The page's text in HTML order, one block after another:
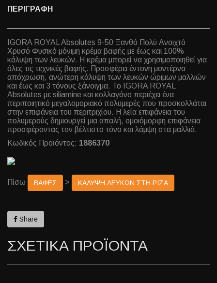
ΠΕΡΙΓΡΑΦΗ
IGORA ROYAL Absolutes 9-50 Ξανθό Πολύ Ανοιχτό
Χρυσό Φυσικό μόνιμη κρέμα βαφής με έως και 100%
κάλυψη των λευκών. Η κρέμα μπορεί να χρησιμοποιηθεί για
όλες τις τεχνικές βαφής. Προσφέρει έντονη μοντέρνα
απόχρωση, ανώτερη κάλυψη των λευκών ώριμων μαλλιών
και έως και 3 τόνους ξάνοιγμα. Το IGORA ROYAL
Absolutes με siliamine και κολλαγόνο περιέχει ένα
περιποιητικό μεγαλομοριακό πολυμερές που προσκολλάται
στην επιφάνεια του περιτριχίου. Η λεία επιφάνεια του
πολυμερούς δημιουργεί μια απαλή, ομοιόμορφη επιφάνεια
προσφέροντας τον βέλτιστο τόνο και λάμψη στα μαλλιά.
Κωδικός Προϊόντος: 1886370
Πίσω ΒΑΦΕΣ > ΚΑΛΥΨΗ ΛΕΥΚΩΝ ΣΤΗ ΡΙΖΑ
Share
ΣΧΕΤΙΚΑ ΠΡΟΪΟΝΤΑ